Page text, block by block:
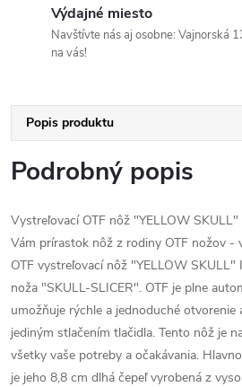
Výdajné miesto
Navštívte nás aj osobne: Vajnorská
na vás!
Popis produktu
Podrobný popis
Vystreľovací OTF nôž "YELLOW
Vám prírastok nôž z rodiny OTF nožov -
OTF vystreľovací nôž "YELLOW SKULL"
noža "SKULL-SLICER". OTF je plne
umožňuje rýchle a jednoduché otvorenie
jediným stlačením tlačidla. Tento nôž je
všetky vaše potreby a očakávania.
je jeho 8,8 cm dlhá čepeľ vyrobená z